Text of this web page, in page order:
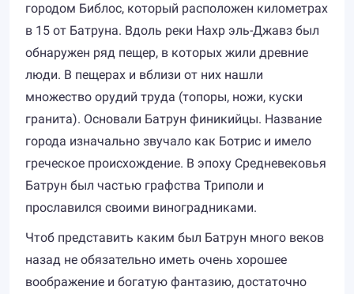
городом Библос, который расположен километрах
в 15 от Батруна. Вдоль реки Нахр эль-Джавз был
обнаружен ряд пещер, в которых жили древние
люди. В пещерах и вблизи от них нашли
множество орудий труда (топоры, ножи, куски
гранита). Основали Батрун финикийцы. Название
города изначально звучало как Ботрис и имело
греческое происхождение. В эпоху Средневековья
Батрун был частью графства Триполи и
прославился своими виноградниками.
Чтоб представить каким был Батрун много веков
назад не обязательно иметь очень хорошее
воображение и богатую фантазию, достаточно